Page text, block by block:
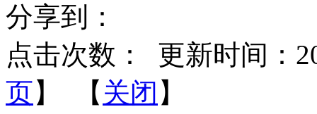
分享到：
点击次数：
更新时间：
页】 【 关闭 】